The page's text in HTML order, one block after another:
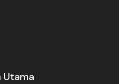
Utama